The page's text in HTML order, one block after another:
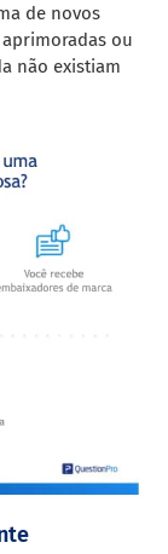
de novos
ou
não existiam